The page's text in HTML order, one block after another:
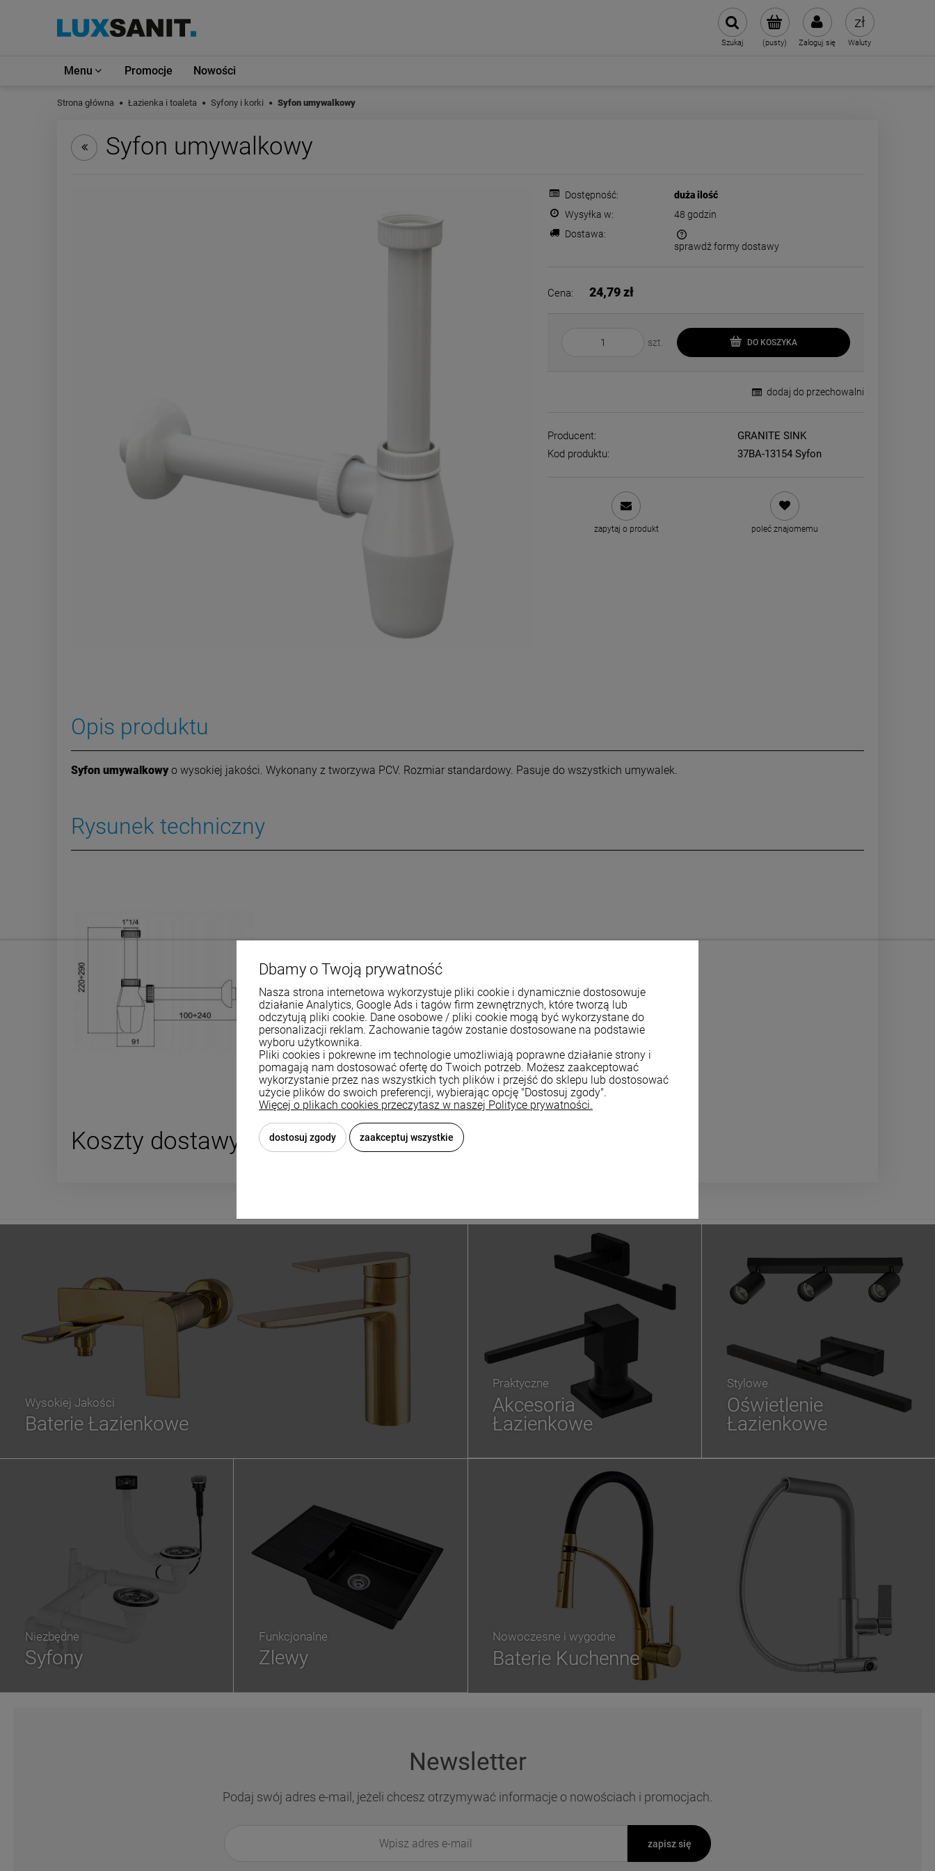
(pusty) Zaloguj się
Szukaj Waluty
Menu Promocje Nowości
Strona główna Łazienka i toaleta Syfony i korki Syfon umywalkowy
Syfon umywalkowy
Dostępność:
duża ilość
Wysyłka w:
48 godzin
Dostawa:
sprawdź formy dostawy
Cena: 24,79 zł
szt. DO KOSZYKA
dodaj do przechowalni
Producent:
GRANITE SINK
Kod produktu:
37BA-13154 Syfon
zapytaj o produkt poleć znajomemu
Opis produktu
Syfon umywalkowy o wysokiej jakości. Wykonany z tworzywa PCV. Rozmiar standardowy. Pasuje do wszystkich umywalek.
Rysunek techniczny
Koszty dostawy
Wysokiej Jakości
Baterie Łazienkowe
Praktyczne
Akcesoria
Łazienkowe
Stylowe
Oświetlenie
Łazienkowe
Nowoczesne i wygodne
Baterie Kuchenne
Niezbędne
Syfony
Funkcjonalne
Zlewy
Newsletter
Podaj swój adres e-mail, jeżeli chcesz otrzymywać informacje o nowościach i promocjach.
zapisz się
Dbamy o Twoją prywatność
Nasza strona internetowa wykorzystuje pliki cookie i dynamicznie dostosowuje
działanie Analytics, Google Ads i tagów firm zewnętrznych, które tworzą lub
odczytują pliki cookie. Dane osobowe / pliki cookie mogą być wykorzystane do
personalizacji reklam. Zachowanie tagów zostanie dostosowane na podstawie
wyboru użytkownika.
Pliki cookies i pokrewne im technologie umożliwiają poprawne działanie strony i
pomagają nam dostosować ofertę do Twoich potrzeb. Możesz zaakceptować
wykorzystanie przez nas wszystkich tych plików i przejść do sklepu lub dostosować
użycie plików do swoich preferencji, wybierając opcję "Dostosuj zgody".
Więcej o plikach cookies przeczytasz w naszej Polityce prywatności.
dostosuj zgody zaakceptuj wszystkie